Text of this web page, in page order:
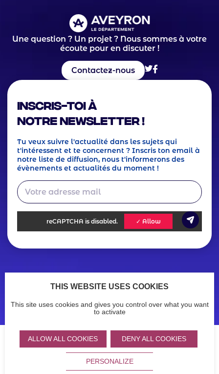
Une question ? Un projet ? Nous sommes à votre
écoute pour en discuter !
Contactez-nous
Inscris-toi à
notre Newsletter !
Tu veux suivre l'actualité dans les sujets qui
t'intéressent et te concernent ? Inscris ton email à
notre liste de diffusion, nous t'informerons des
évènements et actualités du moment !
reCAPTCHA is disabled. ✓ Allow
Footer
Menu
Legals
Accessibilité : non conforme
Partners Logo Logo
THIS WEBSITE USES COOKIES
This site uses cookies and gives you control over what you want
to activate
ALLOW ALL COOKIES DENY ALL COOKIES
PERSONALIZE